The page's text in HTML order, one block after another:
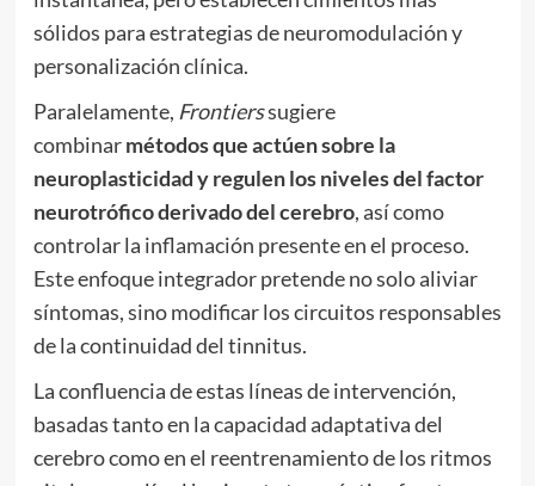
sólidos para estrategias de neuromodulación y
personalización clínica.
Paralelamente, Frontierssugiere
combinarmétodos que actúen sobre la
neuroplasticidad y regulen los niveles del factor
neurotrófico derivado del cerebro, así como
controlar la inflamación presente en el proceso.
Este enfoque integrador pretende no solo aliviar
síntomas, sino modificar los circuitos responsables
de la continuidad del tinnitus.
La confluencia de estas líneas de intervención,
basadas tanto en la capacidad adaptativa del
cerebro como en el reentrenamiento de los ritmos